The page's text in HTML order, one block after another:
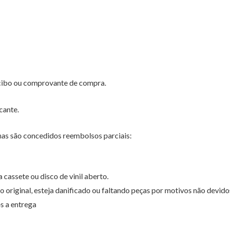
ou comprovante de compra.
são concedidos reembolsos parciais:
ou disco de vinil aberto.
original, esteja danificado ou faltando peças por motivos não
a entrega